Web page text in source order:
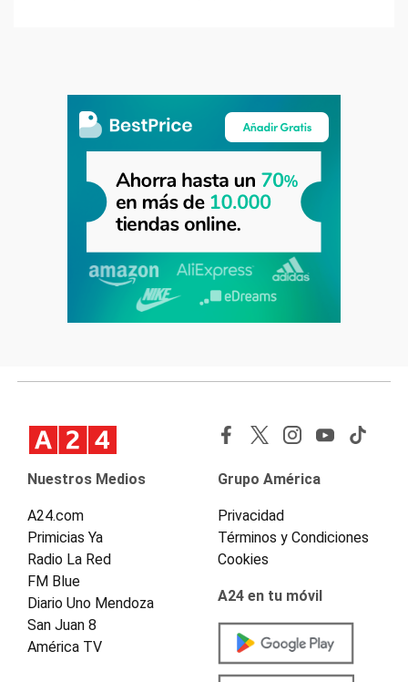
Nuestros Medios
A24.com
Primicias Ya
Radio La Red
FM Blue
Diario Uno Mendoza
San Juan 8
América TV
Grupo América
Privacidad
Términos y Condiciones
Cookies
A24 en tu móvil